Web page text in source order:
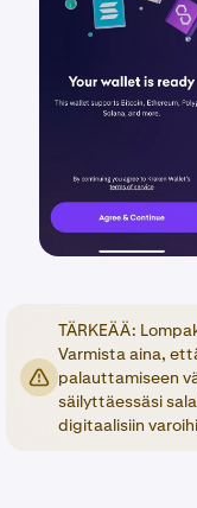
TÄRKEÄÄ:
Varmista aina,
palauttamiseen
säilyttäessäsi
digitaalisiin